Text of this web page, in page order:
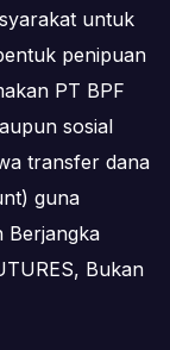
untuk
penipuan
PT BPF
sosial
transfer dana
guna
Berjangka
Bukan